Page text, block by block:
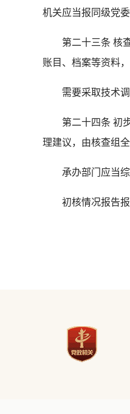
机关应当报同级党
第二十三条 核查
账目、档案等资料
需要采取技术调
第二十四条 初
理建议，由核查组
承办部门应当综
初核情况报告报